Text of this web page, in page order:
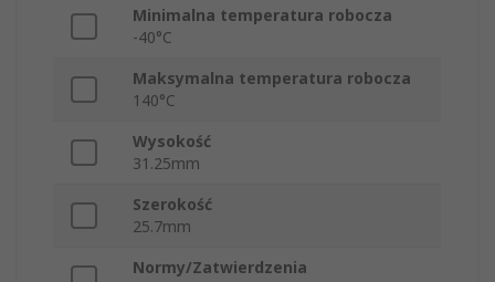
Minimalna temperatura robocza
-40°C
Maksymalna temperatura robocza
140°C
Wysokość
31.25mm
Szerokość
25.7mm
Normy/Zatwierdzenia